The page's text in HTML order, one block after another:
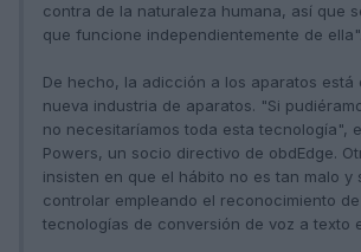
contra de la naturaleza humana, así que
que funcione independientemente de ella".
De hecho, la adicción a los aparatos está
nueva industria de aparatos. "Si
no necesitaríamos toda esta tecnología",
Powers, un socio directivo de obdEdge.
insisten en que el hábito no es tan malo y
controlar empleando el reconocimiento
tecnologías de conversión de voz a texto